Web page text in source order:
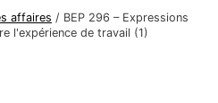
affaires / BEP 296 – Expressions
l'expérience de travail (1)